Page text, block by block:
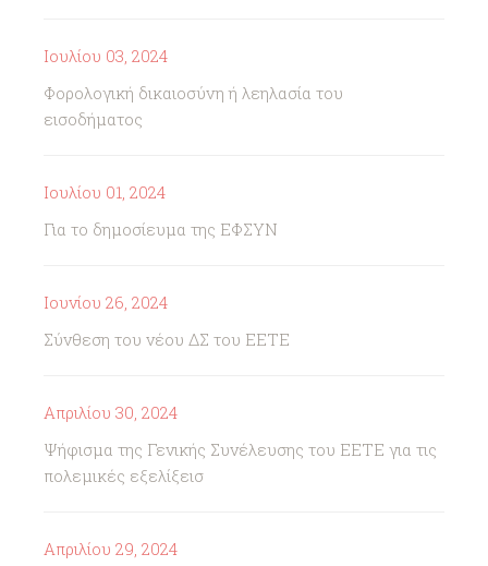
Ιουλίου 03, 2024
Φορολογική δικαιοσύνη ή λεηλασία του
εισοδήματος
Ιουλίου 01, 2024
Για το δημοσίευμα της ΕΦΣΥΝ
Ιουνίου 26, 2024
Σύνθεση του νέου ΔΣ του ΕΕΤΕ
Απριλίου 30, 2024
Ψήφισμα της Γενικής Συνέλευσης του ΕΕΤΕ για τις
πολεμικές εξελίξεισ
Απριλίου 29, 2024